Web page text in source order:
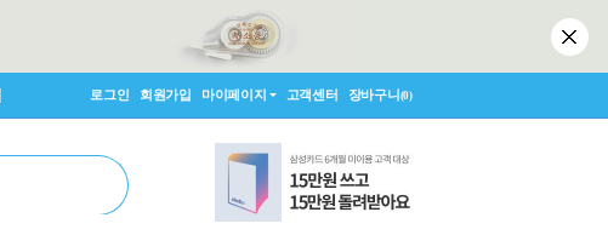
로그인 회원가입 마이페이지 고객센터 장바구니(0)